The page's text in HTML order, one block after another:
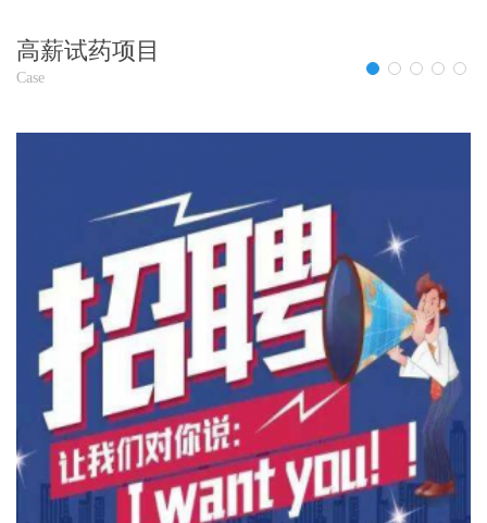
高薪试药项目
Case